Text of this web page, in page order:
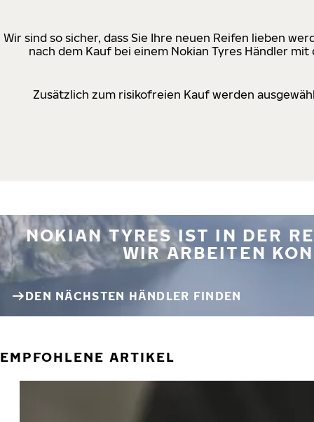
Wir sind so sicher, dass Sie Ihre neuen Reifen lieben
nach dem Kauf bei einem Nokian Tyres Händler
Zusätzlich zum risikofreien Kauf werden
NOKIAN TYRES IST IN DER
WIR ARBEITEN
DEN NÄCHSTEN HÄNDLER FINDEN
EMPFOHLENE ARTIKEL